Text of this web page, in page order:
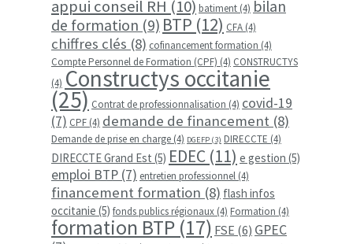
appui conseil RH (10) batiment (4) bilan
de formation (9) BTP (12) CFA (4)
chiffres clés (8) cofinancement formation (4)
Compte Personnel de Formation (CPF) (4) CONSTRUCTYS
(4) Constructys occitanie
(25) Contrat de professionnalisation (4) covid-19
(7) CPF (4) demande de financement (8)
Demande de prise en charge (4) DGEFP (3) DIRECCTE (4)
DIRECCTE Grand Est (5) EDEC (11) e gestion (5)
emploi BTP (7) entretien professionnel (4)
financement formation (8) flash infos
occitanie (5) fonds publics régionaux (4) Formation (4)
formation BTP (17) FSE (6) GPEC